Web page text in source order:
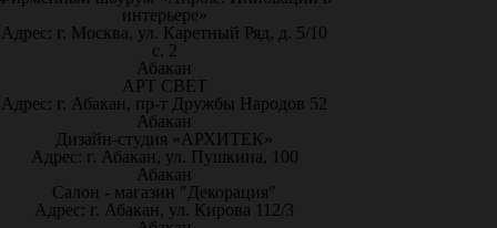
интерьере»
Адрес: г. Москва, ул. Каретный Ряд, д. 5/10
с. 2
Абакан
АРТ СВЕТ
Адрес: г. Абакан, пр-т Дружбы Народов 52
Абакан
Дизайн-студия «АРХИТЕК»
Адрес: г. Абакан, ул. Пушкина, 100
Абакан
Салон - магазин "Декорация"
Адрес: г. Абакан, ул. Кирова 112/3